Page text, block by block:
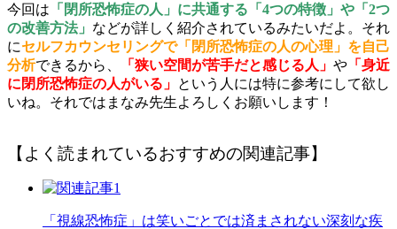
今回は 「閉所恐怖症の人」に共通する「4つの特徴」や「2つ
の改善方法」 などが詳しく紹介されているみたいだよ。それ
にセルフカウンセリングで「閉所恐怖症の人の心理」を自己
分析できるから、 「狭い空間が苦手だと感じる人」 や 「身近
に閉所恐怖症の人がいる」 という人には特に参考にして欲し
いね。それではまなみ先生よろしくお願いします！
【よく読まれているおすすめの関連記事】
「視線恐怖症」は笑いごとでは済まされない深刻な疾